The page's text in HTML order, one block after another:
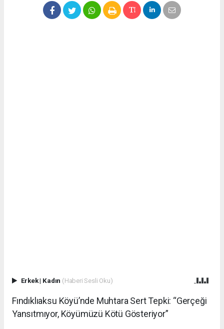
Erkek| Kadın (Haberi Sesli Oku)
Fındıklıaksu Köyü’nde Muhtara Sert Tepki: “Gerçeği
Yansıtmıyor, Köyümüzü Kötü Gösteriyor”